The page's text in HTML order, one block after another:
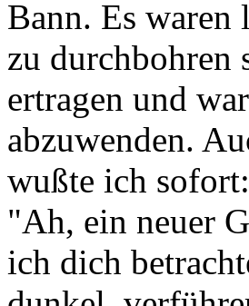
Bann. Es waren
zu durchbohren
ertragen und
abzuwenden.
wußte ich
"Ah, ein neuer
ich dich